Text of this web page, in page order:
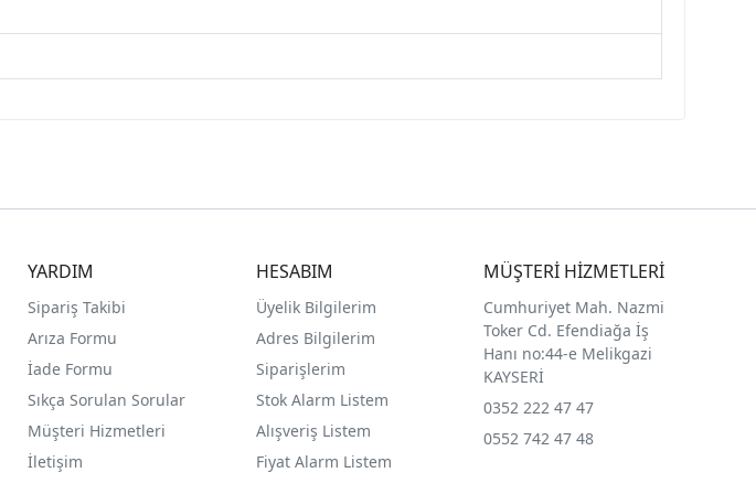
YARDIM
Sipariş Takibi
Arıza Formu
İade Formu
Sıkça Sorulan Sorular
Müşteri Hizmetleri
İletişim
HESABIM
Üyelik Bilgilerim
Adres Bilgilerim
Siparişlerim
Stok Alarm Listem
Alışveriş Listem
Fiyat Alarm Listem
MÜŞTERİ HİZMETLERİ
Cumhuriyet Mah. Nazmi
Toker Cd. Efendiağa İş
Hanı no:44-e Melikgazi
KAYSERİ
0352 222 47 47
0552 742 47 48